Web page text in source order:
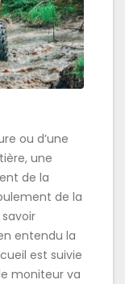
ou d’une
une
de la
de la
entendu la
est suivie
moniteur va